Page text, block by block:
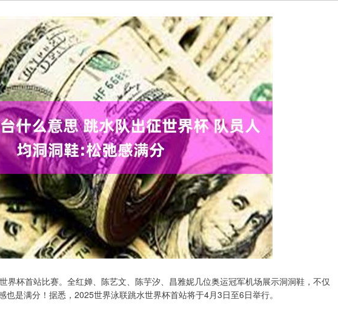
界杯首站比赛。全红婵、陈艺文、陈芋汐、昌雅妮几位奥运冠军机场展示洞洞鞋，不仅
是满分！据悉，2025世界泳联跳水世界杯首站将于4月3日至6日举行。